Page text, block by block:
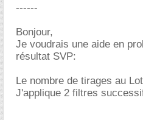
------
Bonjour,
Je voudrais une aide en
résultat SVP:
Le nombre de tirages au
J'applique 2 filtres